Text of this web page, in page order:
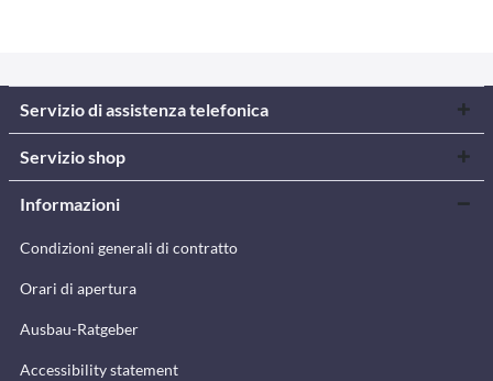
Servizio di assistenza telefonica
Servizio shop
Informazioni
Condizioni generali di contratto
Orari di apertura
Ausbau-Ratgeber
Accessibility statement